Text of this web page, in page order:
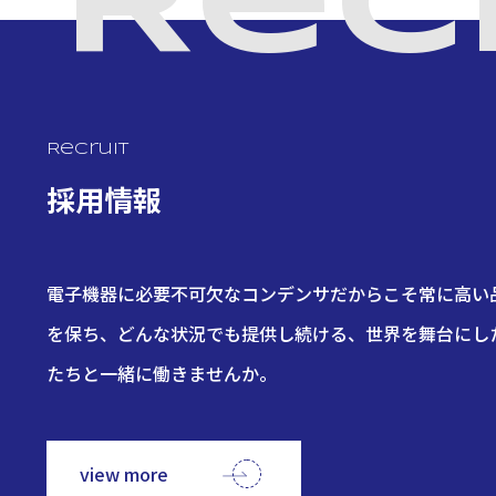
Recruit
採用情報
電子機器に必要不可欠なコンデンサだからこそ常に高い
を保ち、どんな状況でも提供し続ける、世界を舞台にし
たちと一緒に働きませんか。
view more